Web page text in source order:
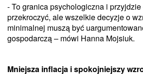
- To granica psychologiczna i
przekroczyć, ale wszelkie decyzje o
minimalnej muszą być
gospodarczą – mówi Hanna Mojsiuk.
Mniejsza inflacja i spokojniejszy